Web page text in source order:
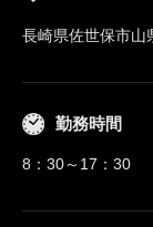
長崎県佐世保市山
勤務時間
8：30～17：30